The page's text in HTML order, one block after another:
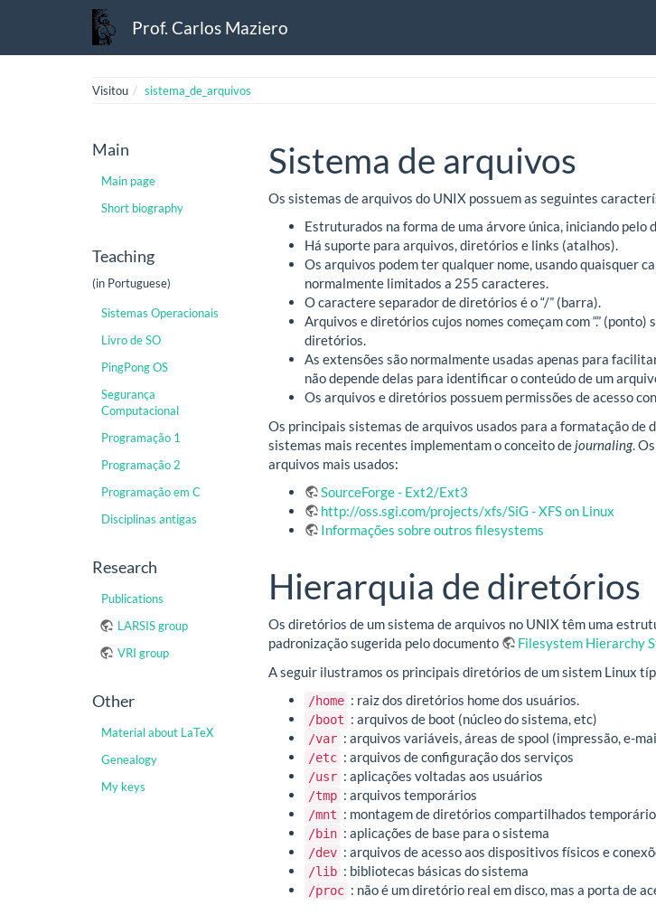
Prof. Carlos Maziero
Visitou sistema_de_arquivos
Main
Main page
Short biography
Teaching
(in Portuguese)
Sistemas Operacionais
Livro de SO
PingPong OS
Segurança
Computacional
Programação 1
Programação 2
Programação em C
Disciplinas antigas
Research
Publications
LARSIS group
VRI group
Other
Material about LaTeX
Genealogy
My keys
Sistema de arquivos
Os sistemas de arquivos do UNIX possuem as seguintes
Estruturados na forma de uma árvore única, iniciando pelo
Há suporte para arquivos, diretórios e links (atalhos).
Os arquivos podem ter qualquer nome, usando quaisquer
normalmente limitados a 255 caracteres.
O caractere separador de diretórios é o “/” (barra).
Arquivos e diretórios cujos nomes começam com “.”
diretórios.
As extensões são normalmente usadas apenas para
não depende delas para identificar o conteúdo de um
Os arquivos e diretórios possuem permissões de acesso
Os principais sistemas de arquivos usados para a formatação
sistemas mais recentes implementam o conceito de journaling.
arquivos mais usados:
SourceForge - Ext2/Ext3
http://oss.sgi.com/projects/xfs/SiG - XFS on Linux
Informações sobre outros filesystems
Hierarquia de diretórios
Os diretórios de um sistema de arquivos no UNIX têm uma
padronização sugerida pelo documento
Filesystem Hierarchy
A seguir ilustramos os principais diretórios de um sistem Linux
/home : raiz dos diretórios home dos usuários.
/boot : arquivos de boot (núcleo do sistema, etc)
/var : arquivos variáveis, áreas de spool (impressão, e-
/etc : arquivos de configuração dos serviços
/usr : aplicações voltadas aos usuários
/tmp : arquivos temporários
/mnt : montagem de diretórios compartilhados
/bin : aplicações de base para o sistema
/dev : arquivos de acesso aos dispositivos físicos e
/lib : bibliotecas básicas do sistema
/proc : não é um diretório real em disco, mas a porta de